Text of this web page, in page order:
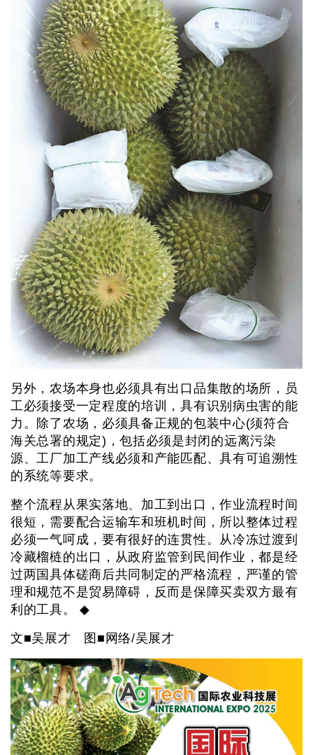
另外，农场本身也必须具有出口品集散的场所，员
工必须接受一定程度的培训，具有识别病虫害的能
力。除了农场，必须具备正规的包装中心(须符合
海关总署的规定)，包括必须是封闭的远离污染
源、工厂加工产线必须和产能匹配、具有可追溯性
的系统等要求。
整个流程从果实落地、加工到出口，作业流程时间
很短，需要配合运输车和班机时间，所以整体过程
必须一气呵成，要有很好的连贯性。从冷冻过渡到
冷藏榴梿的出口，从政府监管到民间作业，都是经
过两国具体磋商后共同制定的严格流程，严谨的管
理和规范不是贸易障碍，反而是保障买卖双方最有
利的工具。 ◆
文■吴展才 图■网络/吴展才